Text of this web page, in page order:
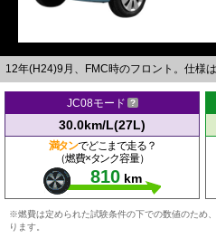
12年(H24)9月、FMC時のフロント。仕様
JC08モード
30.0km/L(27L)
満タンでどこまで走る？
（燃費×タンク容量）
810 km
※燃費は定められた試験条件の下での数値のため
ります。